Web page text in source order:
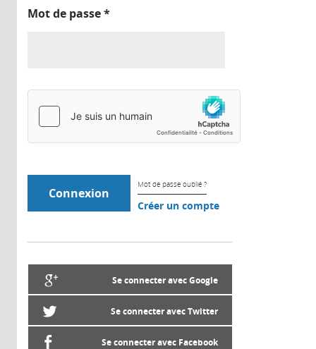
Mot de passe*
Mot de passe oublié ?
Créer un compte
Se connecter avec Google
Se connecter avec Twitter
Se connecter avec Facebook